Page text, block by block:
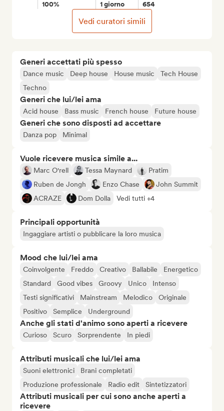
Generi accettati più spesso
Dance music Deep house House music
Tech House
Techno
Generi che lui/lei ama
Acid house Bass music French house Future house
Generi che sono disposti ad accettare
Danza pop Minimal
Vuole ricevere musica simile a...
Marc O'rell Tessa Maynard
Pratim
Ruben de Jongh
Enzo Chase
John Summit
ACRAZE
Dom Dolla Vedi tutti +4
Principali opportunità
Ingaggiare artisti o pubblicare la loro musica
Mood che lui/lei ama
Coinvolgente Freddo Creativo Ballabile
Energetico
Standard
Good vibes Groovy Unico
Intenso
Testi significativi
Mainstream Melodico
Originale
Positivo
Semplice Underground
Anche gli stati d'animo sono aperti a ricevere
Curioso Scuro Sorprendente In piedi
Attributi musicali che lui/lei ama
Suoni elettronici
Brani completati
Produzione professionale
Radio edit Sintetizzatori
Attributi musicali per cui sono anche aperti a
ricevere
100% 1 giorno 654
Vedi curatori simili